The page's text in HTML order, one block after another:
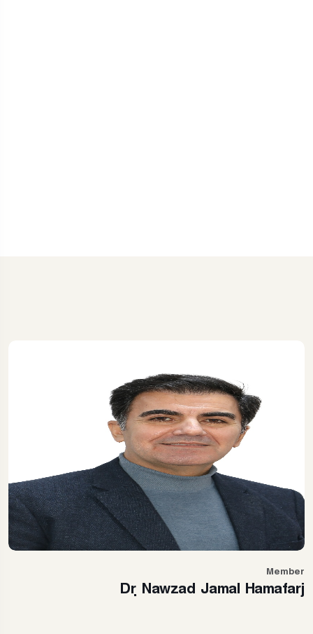
Member
Dr. Nawzad Jamal Hamafarj